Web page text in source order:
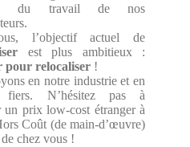
du travail de nos
l’objectif actuel de
est plus ambitieux :
pour relocaliser !
en notre industrie et en
fiers. N’hésitez pas à
un prix low-cost étranger à
Coût (de main-d’œuvre)
chez vous !